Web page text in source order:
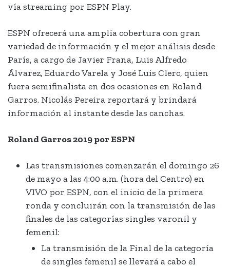
vía streaming por ESPN Play.
ESPN ofrecerá una amplia cobertura con gran
variedad de información y el mejor análisis desde
París, a cargo de Javier Frana, Luis Alfredo
Álvarez, Eduardo Varela y José Luis Clerc, quien
fuera semifinalista en dos ocasiones en Roland
Garros. Nicolás Pereira reportará y brindará
información al instante desde las canchas.
Roland Garros 2019 por ESPN
Las transmisiones comenzarán el domingo 26
de mayo a las 4:00 a.m. (hora del Centro) en
VIVO por ESPN, con el inicio de la primera
ronda y concluirán con la transmisión de las
finales de las categorías singles varonil y
femenil:
La transmisión de la Final de la categoría
de singles femenil se llevará a cabo el